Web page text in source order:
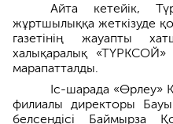
Айта кетейік,
жұртшылыққа жеткізуде
газетінің жауапты
халықаралық
марапатталды.
Іс-шарада
филиалы директоры
белсендісі Баймырза